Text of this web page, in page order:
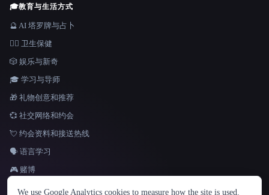
语言
🎓教育与生活方式
🔮 AI 塔罗牌与占卜
👩‍⚕️ 卫生保健
🎲 娱乐与新奇
🎓 学习与导师
🎁 礼物创意和推荐
💞 社交网络和约会
💘 约会资料和接送热线
🗣️ 语言学习
🎮 赌博
We use Google Analytics cookies to measure how the site is used.